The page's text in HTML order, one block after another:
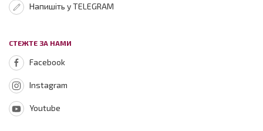
Напишіть у TELEGRAM
СТЕЖТЕ ЗА НАМИ
Facebook
Instagram
Youtube